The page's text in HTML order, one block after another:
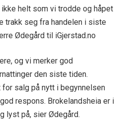
helt som vi trodde og håpet
trakk seg fra handelen i siste
Ødegård til iGjerstad.no
og vi merker god
den siste tiden.
for salg på nytt i begynnelsen
respons. Brokelandsheia er i
lyst på, sier Ødegård.